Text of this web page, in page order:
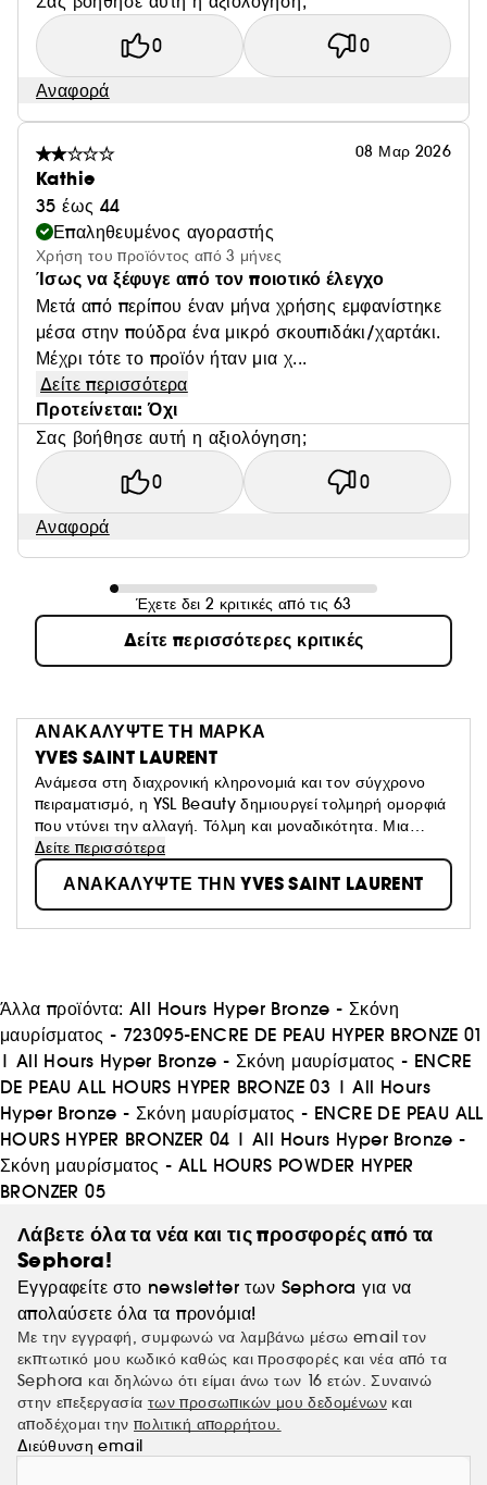
0 0
Αναφορά
08 Μαρ 2026
Kathie
35 έως 44
Επαληθευμένος αγοραστής
Χρήση του προϊόντος από 3 μήνες
Ίσως να ξέφυγε από τον ποιοτικό έλεγχο
Μετά από περίπου έναν μήνα χρήσης εμφανίστηκε
μέσα στην πούδρα ένα μικρό σκουπιδάκι/χαρτάκι.
Μέχρι τότε το προϊόν ήταν μια χ...
Δείτε περισσότερα
Προτείνεται: Όχι
Σας βοήθησε αυτή η αξιολόγηση;
0 0
Αναφορά
Έχετε δει 2 κριτικές από τις 63
Δείτε περισσότερες κριτικές
ΑΝΑΚΑΛΥΨΤΕ ΤΗ ΜΑΡΚΑ
YVES SAINT LAURENT
Ανάμεσα στη διαχρονική κληρονομιά και τον σύγχρονο
πειραματισμό, η YSL Beauty δημιουργεί τολμηρή ομορφιά
που ντύνει την αλλαγή. Τόλμη και μοναδικότητα. Μια
σύγκρουση χρωμάτων, φωτός και τάσεων - μια έκφραση
απελευθερωμένη από συμβάσεις, αμφισβητεί το
κατεστημένο. Πρωτοπόρος και αυθεντική, δημιουργεί
εμβληματικά προϊόντα μακιγιάζ, αρωμάτων και
περιποίησης επιδερμίδας εμπνευσμένα από την
edgy, πολυτελής. Η YSL Beauty απελευθερώνει και
επαναπροσδιορίζει τα όρια, εδώ και τώρα.
Δείτε περισσότερα
ΑΝΑΚΑΛΥΨΤΕ ΤΗΝ YVES SAINT LAURENT
Άλλα προϊόντα: All Hours Hyper Bronze - Σκόνη
μαυρίσματος - 723095-ENCRE DE PEAU HYPER BRONZE 01
| All Hours Hyper Bronze - Σκόνη μαυρίσματος - ENCRE
DE PEAU ALL HOURS HYPER BRONZE 03 |All Hours
Hyper Bronze - Σκόνη μαυρίσματος - ENCRE DE PEAU ALL
HOURS HYPER BRONZER 04 |All Hours Hyper Bronze -
Σκόνη μαυρίσματος - ALL HOURS POWDER HYPER
BRONZER 05
Λάβετε όλα τα νέα και τις προσφορές από τα
Sephora!
Εγγραφείτε στο newsletter των Sephora για να
απολαύσετε όλα τα προνόμια!
Με την εγγραφή, συμφωνώ να λαμβάνω μέσω email τον
εκπτωτικό μου κωδικό καθώς και προσφορές και νέα από τα
Sephora και δηλώνω ότι είμαι άνω των 16 ετών. Συναινώ
στην επεξεργασία των προσωπικών μου δεδομένων και
αποδέχομαι την πολιτική απορρήτου.
Διεύθυνση email